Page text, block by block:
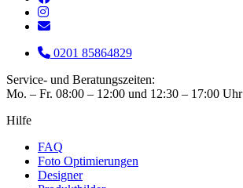
0201 85864829
Service- und Beratungszeiten:
Mo. – Fr. 08:00 – 12:00 und 12:30 – 17:00 Uhr
Hilfe
FAQ
Foto Optimierungen
Designer